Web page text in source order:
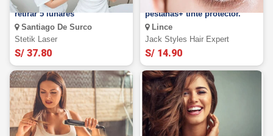
Láser CO2 fraccionado para
retirar 5 lunares
Santiago De Surco
Stetik Laser
S/ 37.80
Rizado permanente de
pestañas+ tinte protector.
Lince
Jack Styles Hair Expert
S/ 14.90